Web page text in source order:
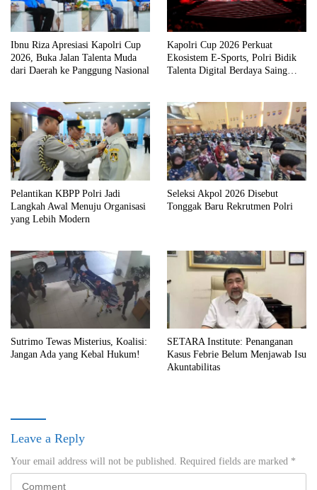
Ibnu Riza Apresiasi Kapolri Cup
2026, Buka Jalan Talenta Muda
dari Daerah ke Panggung Nasional
Kapolri Cup 2026 Perkuat
Ekosistem E-Sports, Polri Bidik
Talenta Digital Berdaya Saing
Pelantikan KBPP Polri Jadi
Langkah Awal Menuju Organisasi
yang Lebih Modern
Seleksi Akpol 2026 Disebut
Tonggak Baru Rekrutmen Polri
Sutrimo Tewas Misterius, Koalisi:
Jangan Ada yang Kebal Hukum!
SETARA Institute: Penanganan
Kasus Febrie Belum Menjawab Isu
Akuntabilitas
Leave a Reply
Your email address will not be published. Required fields are marked *